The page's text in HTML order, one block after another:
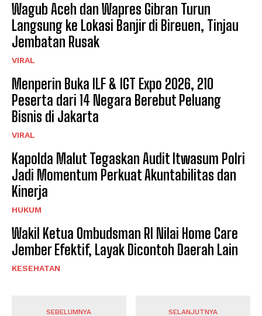
Wagub Aceh dan Wapres Gibran Turun
Langsung ke Lokasi Banjir di Bireuen, Tinjau
Jembatan Rusak
VIRAL
Menperin Buka ILF & IGT Expo 2026, 210
Peserta dari 14 Negara Berebut Peluang
Bisnis di Jakarta
VIRAL
Kapolda Malut Tegaskan Audit Itwasum Polri
Jadi Momentum Perkuat Akuntabilitas dan
Kinerja
HUKUM
Wakil Ketua Ombudsman RI Nilai Home Care
Jember Efektif, Layak Dicontoh Daerah Lain
KESEHATAN
SEBELUMNYA SELANJUTNYA